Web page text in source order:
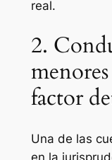
real.
2.
factor
Una de las
en la